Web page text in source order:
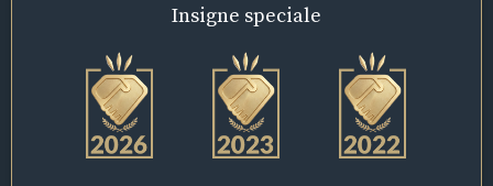
Insigne speciale